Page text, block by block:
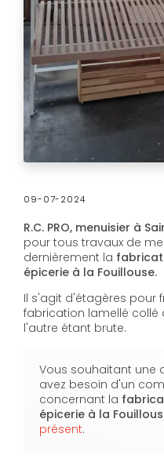
09-07-2024
R.C. PRO, menuisier à
pour tous travaux de
dernièrement la
épicerie à la Fouillouse.
Il s'agit d'étagères pour
fabrication lamellé collé
l'autre étant brute.
Vous souhaitant une
avez besoin d'un
concernant la
épicerie à la
présent.